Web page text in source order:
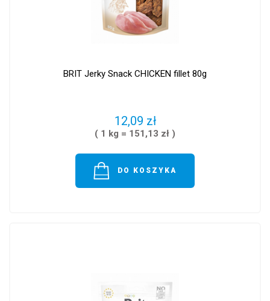
BRIT Jerky Snack CHICKEN fillet 80g
12,09 zł
( 1 kg = 151,13 zł )
DO KOSZYKA